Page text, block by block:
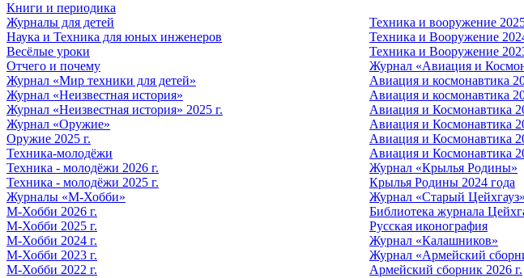
Книги и периодика
Журналы для детей
Наука и Техника для юных инженеров
Весёлые уроки
Отчего и почему
Журнал «Мир техники для детей»
Журнал «Неизвестная история»
Журнал «Неизвестная история» 2025 г.
Журнал «Оружие»
Оружие 2025 г.
Техника-молодёжи
Техника - молодёжи 2026 г.
Техника - молодёжи 2025 г.
Журналы «М-Хобби»
М-Хобби 2026 г.
М-Хобби 2025 г.
М-Хобби 2024 г.
М-Хобби 2023 г.
М-Хобби 2022 г.
Техника и вооружение
Техника и Вооружение
Техника и Вооружение
Журнал «Авиация и
Авиация и космонавтика
Авиация и космонавтика
Авиация и Космонавтика
Авиация и Космонавтика
Авиация и Космонавтика
Авиация и Космонавтика
Журнал «Крылья Родины»
Крылья Родины 2024 года
Журнал «Старый Цейхгауз»
Библиотека журнала
Русская иконография
Журнал «Калашников»
Журнал «Армейский
Армейский сборник 2026 г.